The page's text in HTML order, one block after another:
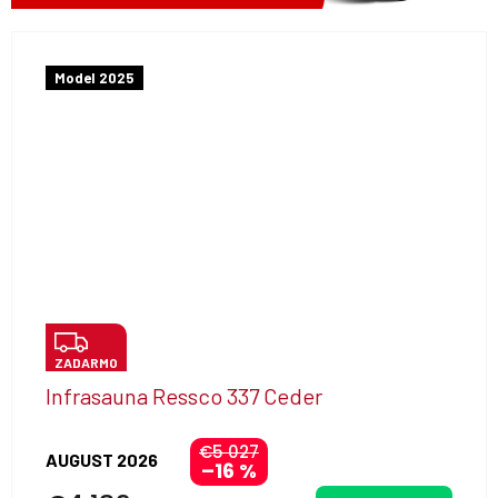
Model 2025
Z
A
D
R
ZADARMO
€5 027
–16 %
Infrasauna Ressco 337 Ceder
AUGUST 2026